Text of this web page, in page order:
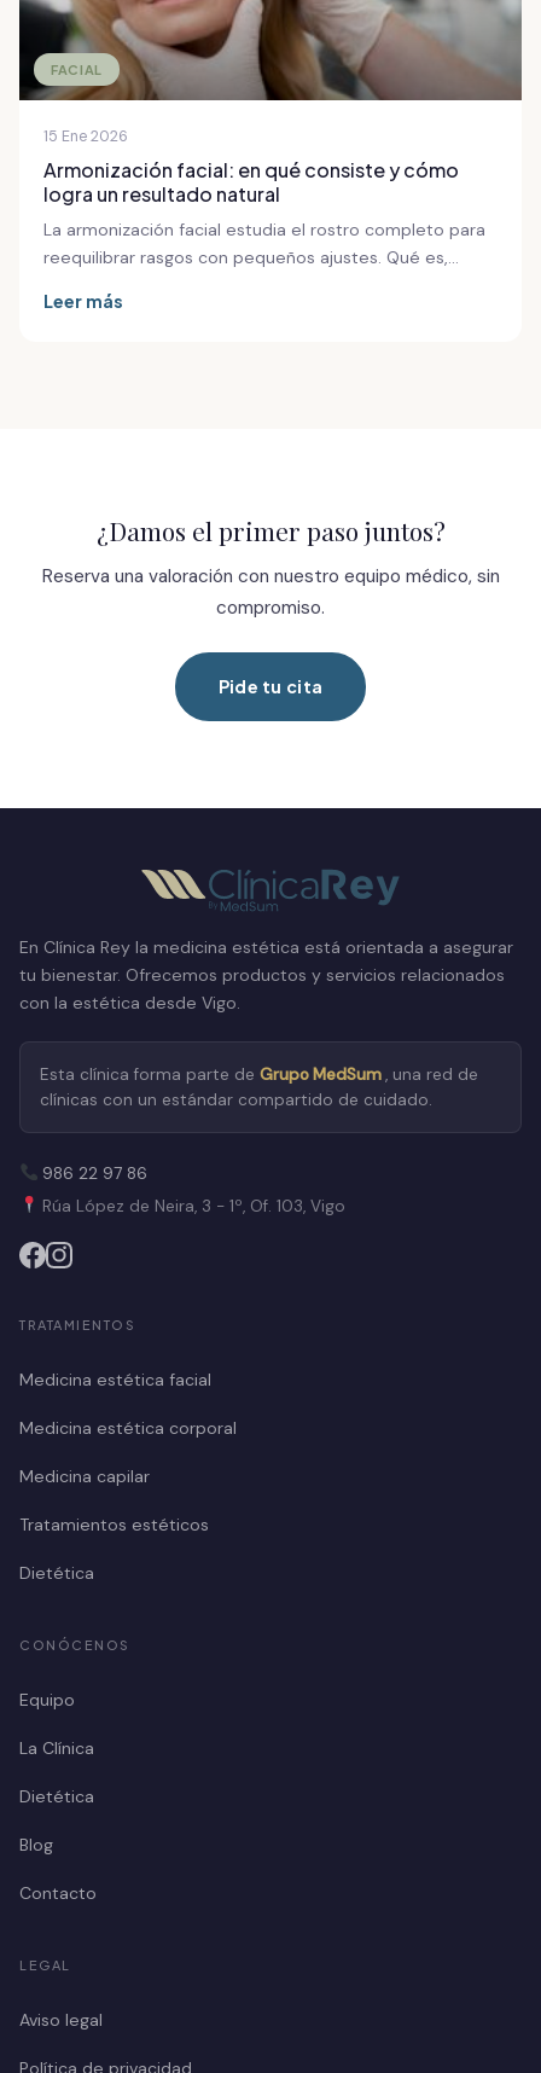
FACIAL
15 Ene 2026
Armonización facial: en qué consiste y cómo
logra un resultado natural
La armonización facial estudia el rostro completo para
reequilibrar rasgos con pequeños ajustes. Qué es,…
Leer más
¿Damos el primer paso juntos?
Reserva una valoración con nuestro equipo médico, sin
compromiso.
Pide tu cita
En Clínica Rey la medicina estética está orientada a asegurar
tu bienestar. Ofrecemos productos y servicios relacionados
con la estética desde Vigo.
Esta clínica forma parte de Grupo MedSum, una red de
clínicas con un estándar compartido de cuidado.
986 22 97 86
Rúa López de Neira, 3 - 1º, Of. 103, Vigo
TRATAMIENTOS
Medicina estética facial
Medicina estética corporal
Medicina capilar
Tratamientos estéticos
Dietética
CONÓCENOS
Equipo
La Clínica
Dietética
Blog
Contacto
LEGAL
Aviso legal
Política de privacidad